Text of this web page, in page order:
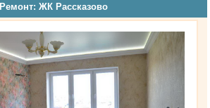
Ремонт: ЖК Рассказово